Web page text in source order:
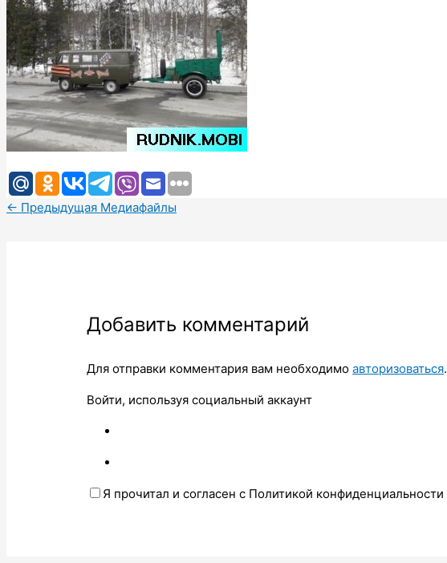
← Предыдущая Медиафайлы
Добавить комментарий
Для отправки комментария вам необходимоавторизоваться.
Войти, используя социальный аккаунт
Я прочитал и согласен с Политикой конфиденциальности